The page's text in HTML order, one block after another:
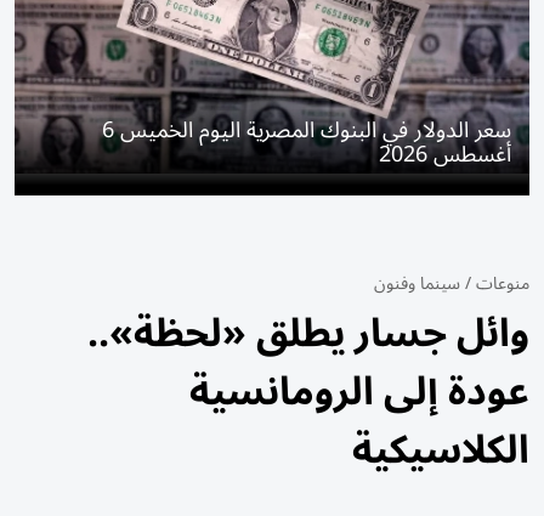
سعر الدولار في البنوك المصرية اليوم الخميس 6
أغسطس 2026
منوعات/سينما وفنون
وائل جسار يطلق «لحظة»..
عودة إلى الرومانسية
الكلاسيكية